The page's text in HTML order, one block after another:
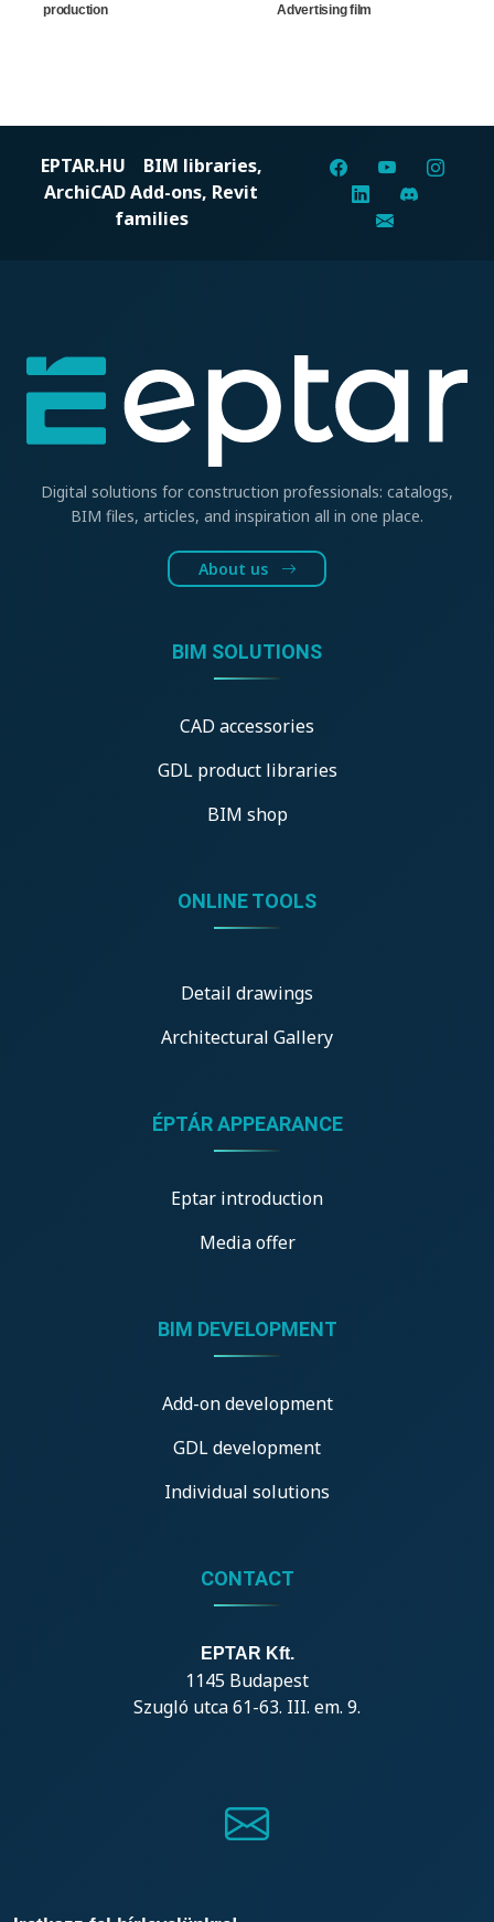
production
Advertising film
EPTAR.HU BIM libraries,
ArchiCAD Add-ons, Revit
families
Digital solutions for construction professionals: catalogs,
BIM files, articles, and inspiration all in one place.
About us
BIM SOLUTIONS
CAD accessories
GDL product libraries
BIM shop
ONLINE TOOLS
Detail drawings
Architectural Gallery
ÉPTÁR APPEARANCE
Eptar introduction
Media offer
BIM DEVELOPMENT
Add-on development
GDL development
Individual solutions
CONTACT
EPTAR Kft.
1145 Budapest
Szugló utca 61-63. III. em. 9.